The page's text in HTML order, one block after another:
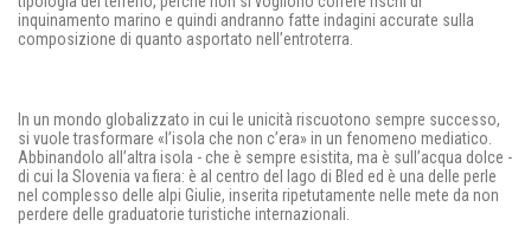
inquinamento marino e quindi andranno fatte indagini accurate sulla
composizione di quanto asportato nell’entroterra.
In un mondo globalizzato in cui le unicità riscuotono sempre successo,
si vuole trasformare «l’isola che non c’era» in un fenomeno mediatico.
Abbinandolo all’altra isola - che è sempre esistita, ma è sull’acqua dolce -
di cui la Slovenia va fiera: è al centro del lago di Bled ed è una delle perle
nel complesso delle alpi Giulie, inserita ripetutamente nelle mete da non
perdere delle graduatorie turistiche internazionali.